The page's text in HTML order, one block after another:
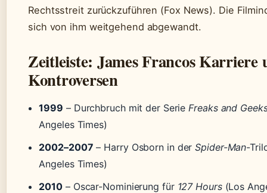
Rechtsstreit zurückzuführen (Fox News). Die
sich von ihm weitgehend abgewandt.
Zeitleiste: James Francos Karriere
Kontroversen
1999 – Durchbruch mit der Serie Freaks and
Angeles Times)
2002–2007 – Harry Osborn in derSpider-Man-
Angeles Times)
2010 – Oscar-Nominierung für 127 Hours(Los